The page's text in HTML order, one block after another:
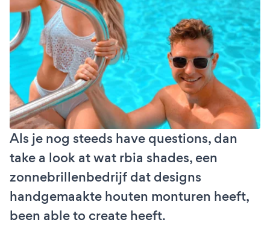
Als je nog steeds have questions, dan
take a look at wat rbia shades, een
zonnebrillenbedrijf dat designs
handgemaakte houten monturen heeft,
been able to create heeft.